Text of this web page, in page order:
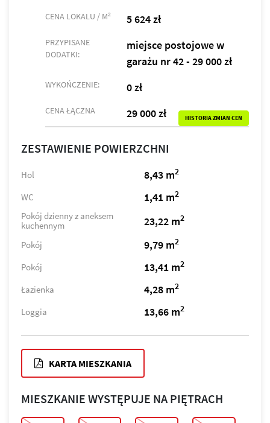
CENA LOKALU / M2 5 624 zł
PRZYPISANE
DODATKI:
miejsce postojowe w
garażu nr 42 - 29 000 zł
WYKOŃCZENIE: 0 zł
CENA ŁĄCZNA 29 000 zł HISTORIA ZMIAN CEN
ZESTAWIENIE POWIERZCHNI
Hol 8,43 m2
WC 1,41 m2
Pokój dzienny z aneksem
kuchennym
23,22 m2
Pokój 9,79 m2
Pokój 13,41 m2
Łazienka 4,28 m2
Loggia 13,66 m2
KARTA MIESZKANIA
MIESZKANIE WYSTĘPUJE NA PIĘTRACH